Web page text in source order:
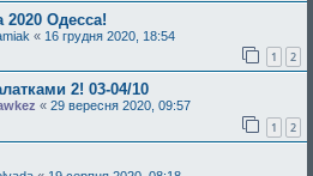
2020 Одесса!
« 16 грудня 2020, 18:54
1 2
2! 03-04/10
« 29 вересня 2020, 09:57
1 2